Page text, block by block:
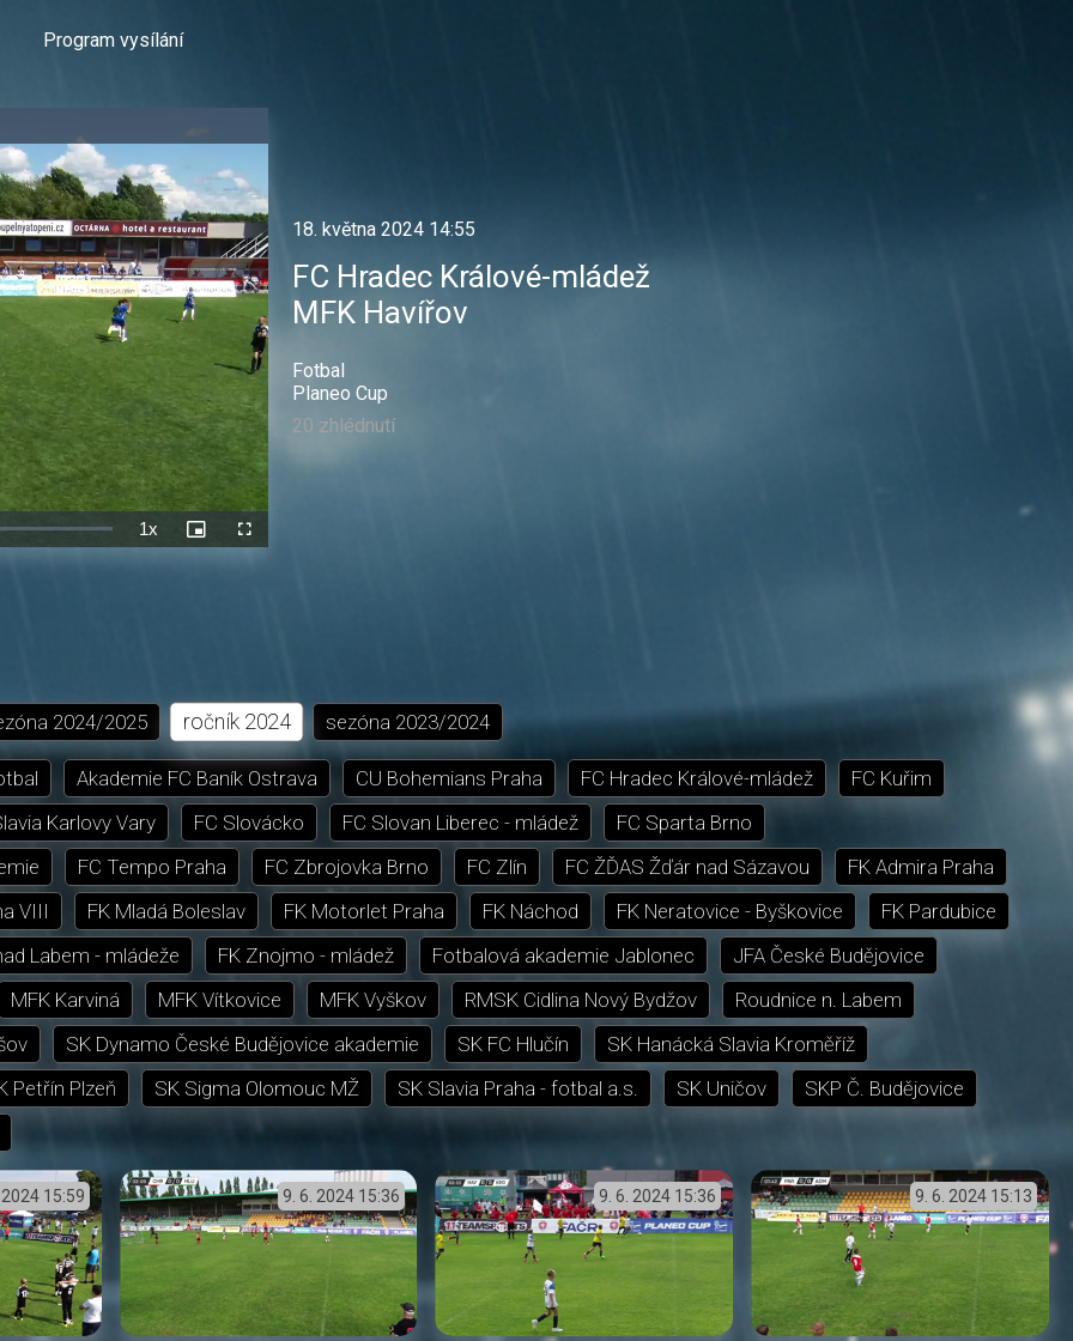
Program vysílání
1xRychlost
přehrávání
Picture-
in-
Celá
obrazovka
18. května 2024 14:55
FC Hradec Králové-mládež
MFK Havířov
Fotbal
Planeo Cup
20 zhlédnutí
2024/2025 ročník 2024 sezóna 2023/2024
Akademie FC Baník Ostrava CU Bohemians Praha FC Hradec Králové-mládež
FC Kuřim
Karlovy Vary FC Slovácko FC Slovan Liberec - mládež
FC Sparta Brno
FC Tempo Praha FC Zbrojovka Brno FC Zlín FC ŽĎAS Žďár nad Sázavou
FK Admira Praha
VIII FK Mladá Boleslav FK Motorlet Praha FK Náchod FK Neratovice - Byškovice
FK Pardubice
Labem - mládeže FK Znojmo - mládež Fotbalová akademie Jablonec
JFA České Budějovice
MFK Karviná MFK Vítkovice MFK Vyškov RMSK Cidlina Nový Bydžov
Roudnice n. Labem
SK Dynamo České Budějovice akademie SK FC Hlučín
SK Hanácká Slavia Kroměříž
Petřín Plzeň SK Sigma Olomouc MŽ SK Slavia Praha - fotbal a.s. SK Uničov
SKP Č. Budějovice
15:59 9. 6. 2024 15:36 9. 6. 2024 15:36 9. 6. 2024 15:13